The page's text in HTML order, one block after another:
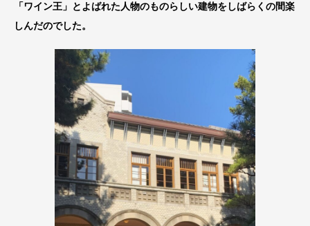
「ワイン王」とよばれた人物のものらしい建物をしばらくの間楽
しんだのでした。